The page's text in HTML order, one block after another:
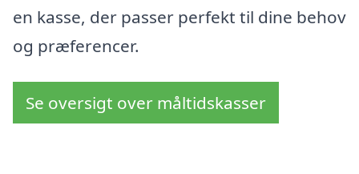
en kasse, der passer perfekt til dine behov
og præferencer.
Se oversigt over måltidskasser